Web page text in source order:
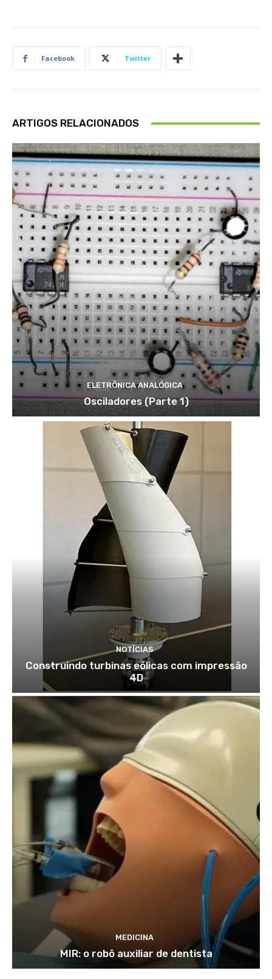
Facebook Twitter
ARTIGOS RELACIONADOS
ELETRÔNICA ANALÓGICA
Osciladores (Parte 1)
NOTÍCIAS
Construindo turbinas eólicas com impressão
4D
MEDICINA
MIR: o robô auxiliar de dentista